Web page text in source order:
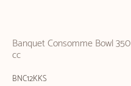
Banquet Consomme Bowl 350
cc
BNC12KKS